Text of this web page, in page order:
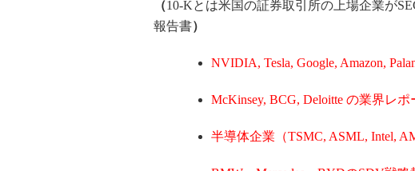
（10-Kとは米国の証券取引所の上場企業が
報告書）
NVIDIA, Tesla, Google, Amazon,
McKinsey, BCG, Deloitte の業界レポ
半導体企業（TSMC, ASML, Intel,